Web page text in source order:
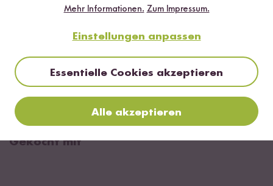
stellen. Guten Reishunger!
Gekocht mit
Mehr Informationen. Zum Impressum.
Einstellungen anpassen
Essentielle Cookies akzeptieren
Alle akzeptieren